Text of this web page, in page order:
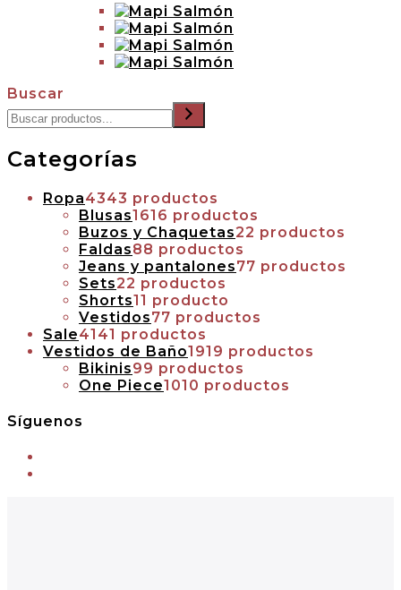
Buscar
Categorías
Ropa4343 productos
Blusas1616 productos
Buzos y Chaquetas22 productos
Faldas88 productos
Jeans y pantalones77 productos
Sets22 productos
Shorts11 producto
Vestidos77 productos
Sale41 41 productos
Vestidos de Baño1919 productos
Bikinis99 productos
One Piece1010 productos
Síguenos